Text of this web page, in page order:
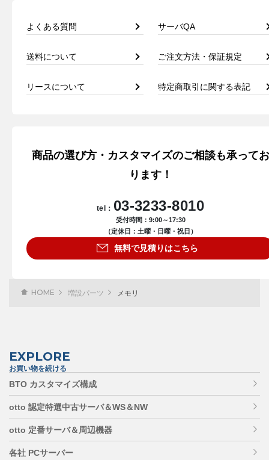
よくある質問 サーバQA
送料について ご注文方法・保証規定
リースについて 特定商取引に関する表記
商品の選び方・カスタマイズのご相談も承ってお
ります！
tel： 03-3233-8010
受付時間：9:00～17:30
（定休日：土曜・日曜・祝日）
無料で見積りはこちら
HOME 増設パーツ メモリ
EXPLORE
お買い物を続ける
BTO カスタマイズ構成
otto 認定特選中古サーバ＆WS＆NW
otto 定番サーバ＆周辺機器
各社 PCサーバー